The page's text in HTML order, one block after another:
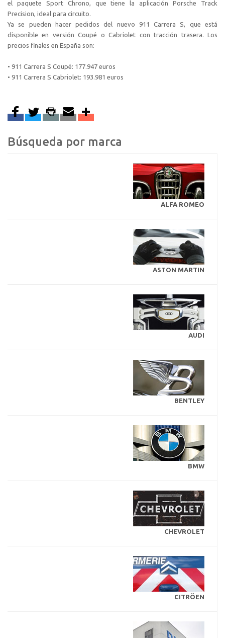
el paquete Sport Chrono, que tiene la aplicación Porsche Track
Precision, ideal para circuito.
Ya se pueden hacer pedidos del nuevo 911 Carrera S, que está
disponible en versión Coupé o Cabriolet con tracción trasera. Los
precios finales en España son:
• 911 Carrera S Coupé: 177.947 euros
• 911 Carrera S Cabriolet: 193.981 euros
Búsqueda por marca
ALFA ROMEO
ASTON MARTIN
AUDI
BENTLEY
BMW
CHEVROLET
CITRÖEN